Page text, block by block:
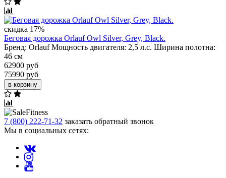
скидка 17%
Беговая дорожка Orlauf Owl Silver, Grey, Black.
Бренд: Orlauf Мощность двигателя: 2,5 л.с. Ширина полотна:
46 см
62900 руб
75990 руб
в корзину
7 (800) 222-71-32 заказать обратный звонок
Мы в социальных сетях: